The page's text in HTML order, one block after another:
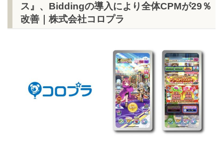
ス』、Biddingの導入により全体CPMが29％
改善｜株式会社コロプラ